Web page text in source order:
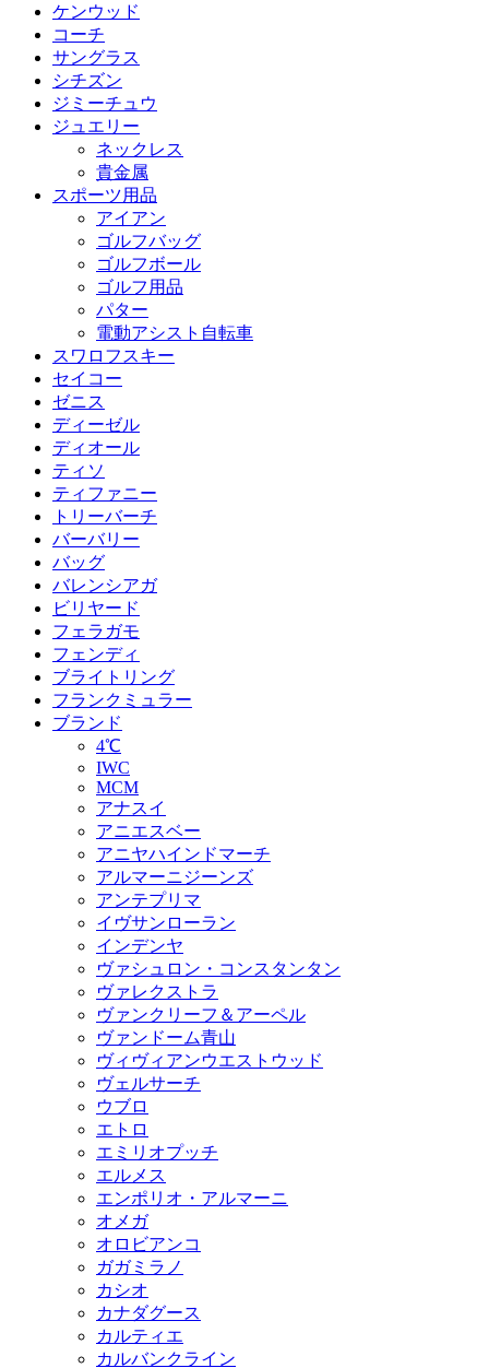
ケンウッド
コーチ
サングラス
シチズン
ジミーチュウ
ジュエリー
ネックレス
貴金属
スポーツ用品
アイアン
ゴルフバッグ
ゴルフボール
ゴルフ用品
パター
電動アシスト自転車
スワロフスキー
セイコー
ゼニス
ディーゼル
ディオール
ティソ
ティファニー
トリーバーチ
バーバリー
バッグ
バレンシアガ
ビリヤード
フェラガモ
フェンディ
ブライトリング
フランクミュラー
ブランド
4℃
IWC
MCM
アナスイ
アニエスベー
アニヤハインドマーチ
アルマーニジーンズ
アンテプリマ
イヴサンローラン
インデンヤ
ヴァシュロン・コンスタンタン
ヴァレクストラ
ヴァンクリーフ＆アーペル
ヴァンドーム青山
ヴィヴィアンウエストウッド
ヴェルサーチ
ウブロ
エトロ
エミリオプッチ
エルメス
エンポリオ・アルマーニ
オメガ
オロビアンコ
ガガミラノ
カシオ
カナダグース
カルティエ
カルバンクライン